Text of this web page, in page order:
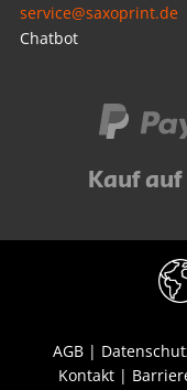
service@saxoprint.de
Chatbot
Kauf
AGB
Kontakt